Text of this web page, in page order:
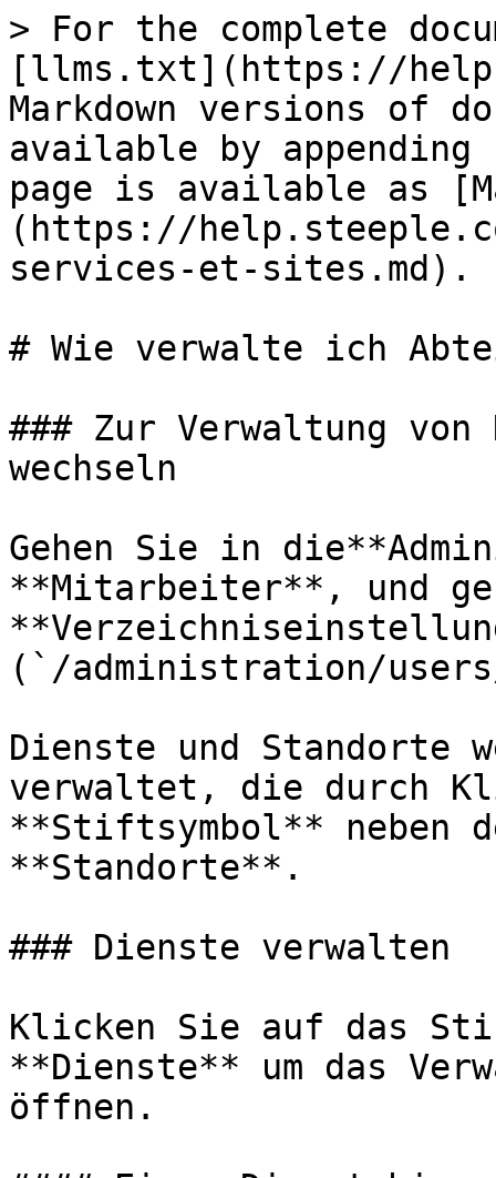
> For the complete
[llms.txt](https://
Markdown versions of
available by
page is available as
(https://
services-et-sites.md).
# Wie verwalte ich
### Zur Verwaltung von
wechseln
Gehen Sie in
**Mitarbeiter**, und
(`/administration/
Dienste und Standorte
verwaltet, die durch
**Stiftsymbol** neben
**Standorte**.
### Dienste verwalten
Klicken Sie auf das
**Dienste** um das
öffnen.